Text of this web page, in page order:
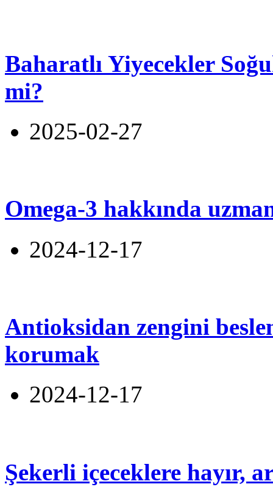
Baharatlı Yiyecekler
mi?
2025-02-27
Omega-3 hakkında
2024-12-17
Antioksidan zengini
korumak
2024-12-17
Şekerli içeceklere hayır,